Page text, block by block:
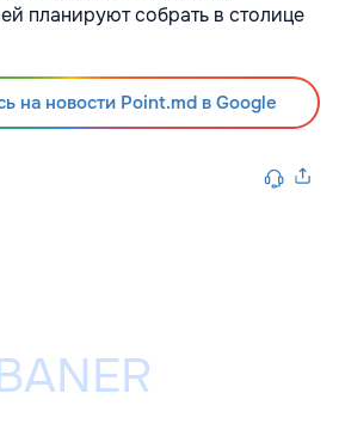
планируют собрать в столице
на новости Point.md в Google